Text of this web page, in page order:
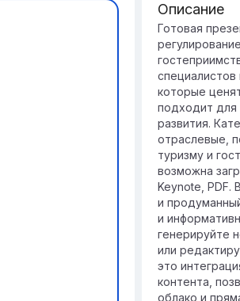
Введение в
туризма
Правовое
стандартов
защищает
стандарты
отрасли.
Описание
Готовая
которые
подходит для
развития.
отраслевые,
туризму и
возможна
Keynote, PDF.
и
и
генерируйте
или
это
контента,
облако и